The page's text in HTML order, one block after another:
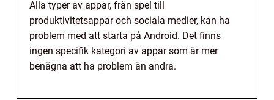
Alla typer av appar, från spel till
produktivitetsappar och sociala medier, kan ha
problem med att starta på Android. Det finns
ingen specifik kategori av appar som är mer
benägna att ha problem än andra.